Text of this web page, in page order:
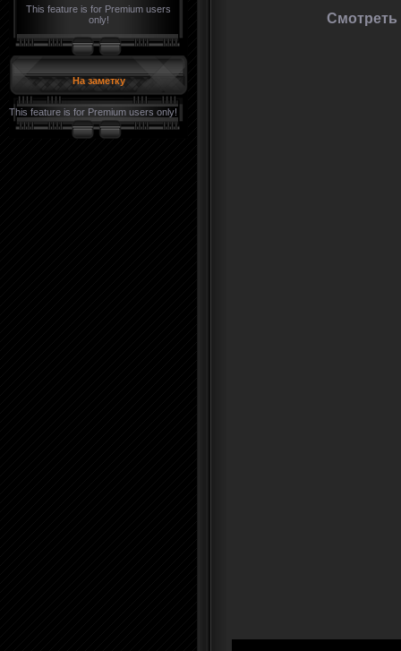
This feature is for Premium users
only!
На заметку
This feature is for Premium users only!